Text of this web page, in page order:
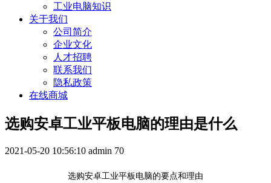
工业电脑知识
关于我们
公司简介
企业文化
人才招聘
联系我们
隐私政策
在线商城
选购安卓工业平板电脑的理由是什么
2021-05-20 10:56:10 admin 70
选购安卓工业平板电脑的要点和理由